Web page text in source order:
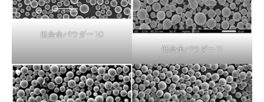
低合金パウダー 10
低合金パウダー 11